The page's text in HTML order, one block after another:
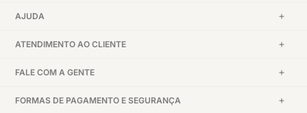
AJUDA
ATENDIMENTO AO CLIENTE
FALE COM A GENTE
FORMAS DE PAGAMENTO E SEGURANÇA